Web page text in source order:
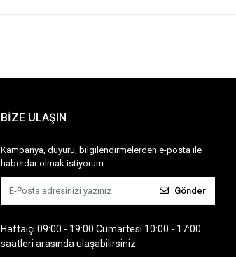
BİZE ULAŞIN
Kampanya, duyuru, bilgilendirmelerden e-posta ile
haberdar olmak istiyorum.
Gönder
Haftaiçi 09:00 - 19:00 Cumartesi 10:00 - 17:00
saatleri arasında ulaşabilirsiniz.